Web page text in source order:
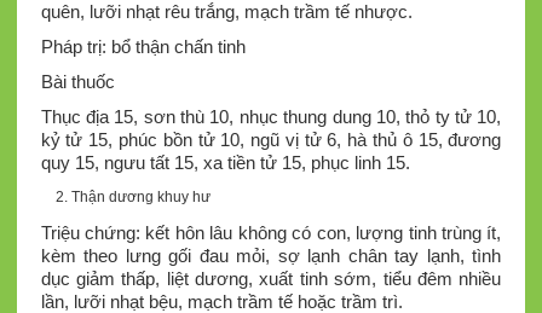
quên, lưỡi nhạt rêu trắng, mạch trầm tế nhược.
Pháp trị: bổ thận chấn tinh
Bài thuốc
Thục địa 15, sơn thù 10, nhục thung dung 10, thỏ ty tử 10,
kỷ tử 15, phúc bồn tử 10, ngũ vị tử 6, hà thủ ô 15, đương
quy 15, ngưu tất 15, xa tiền tử 15, phục linh 15.
Thận dương khuy hư
Triệu chứng: kết hôn lâu không có con, lượng tinh trùng ít,
kèm theo lưng gối đau mỏi, sợ lạnh chân tay lạnh, tình
dục giảm thấp, liệt dương, xuất tinh sớm, tiểu đêm nhiều
lần, lưỡi nhạt bệu, mạch trầm tế hoặc trầm trì.